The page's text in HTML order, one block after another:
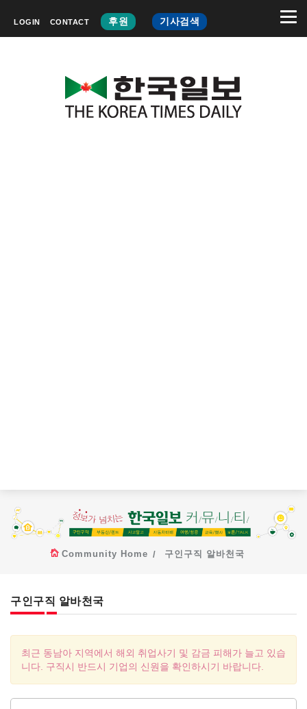
LOGIN CONTACT 후원 기사검색
Community Home 구인구직 알바천국
구인구직 알바천국
최근 동남아 지역에서 해외 취업사기 및 감금 피해가 늘고 있습
니다. 구직시 반드시 기업의 신원을 확인하시기 바랍니다.